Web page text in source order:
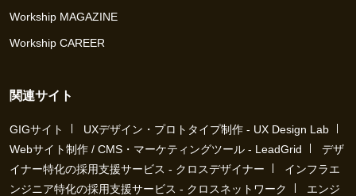
Workship MAGAZINE
Workship CAREER
関連サイト
GIGサイト
UXデザイン・プロトタイプ制作 - UX Design Lab
Webサイト制作 / CMS・マーケティングツール - LeadGrid
デザ
イナー特化の採用支援サービス - クロスデザイナー
インフラエ
ンジニア特化の採用支援サービス - クロスネットワーク
エンジ